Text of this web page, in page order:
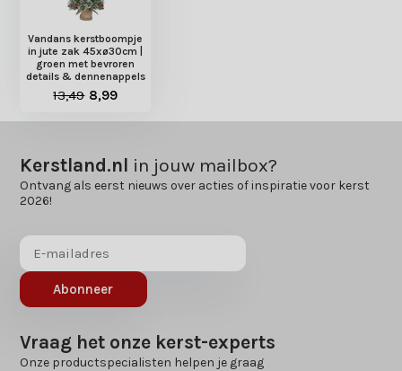
Vandans kerstboompje
in jute zak 45xø30cm |
groen met bevroren
details & dennenappels
13,49 8,99
Kerstland.nl in jouw mailbox?
Ontvang als eerst nieuws over acties of inspiratie voor kerst
2026!
Abonneer
Vraag het onze kerst-experts
Onze productspecialisten helpen je graag